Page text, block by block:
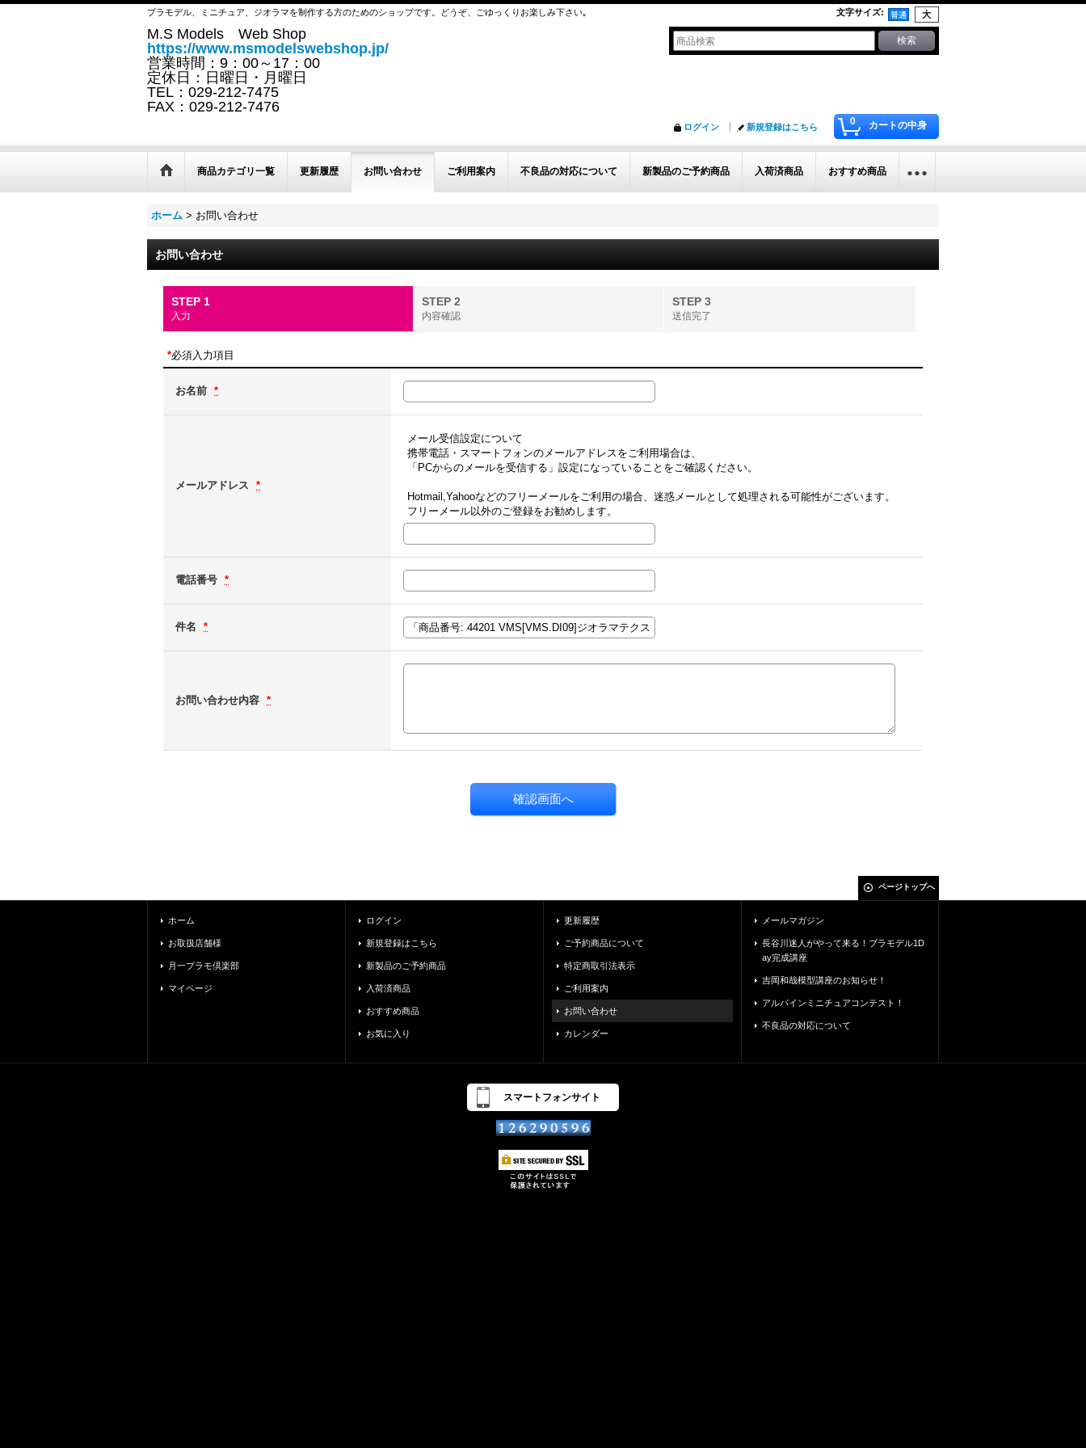
プラモデル、ミニチュア、ジオラマを制作する方のためのショップです。どうぞ、ごゆっくりお楽しみ下さい｡ 文字サイズ:
M.S Models Web Shop
https://www.msmodelswebshop.jp/
営業時間：9：00～17：00
定休日：日曜日・月曜日
TEL：029-212-7475
FAX：029-212-7476
0 カートの中身
ログイン 新規登録はこちら
商品カテゴリ一覧 更新履歴 お問い合わせ ご利用案内 不良品の対応について 新製品のご予約商品 入荷済商品 おすすめ商品
ホーム > お問い合わせ
お問い合わせ
STEP 1
入力
STEP 2
内容確認
STEP 3
送信完了
*必須入力項目
お名前 *
メールアドレス *
メール受信設定について
携帯電話・スマートフォンのメールアドレスをご利用場合は、
「PCからのメールを受信する」設定になっていることをご確認ください。
Hotmail,Yahooなどのフリーメールをご利用の場合、迷惑メールとして処理される可能性がございます。
フリーメール以外のご登録をお勧めします。
電話番号 *
件名 *
お問い合わせ内容 *
ページトップへ
ホーム
お取扱店舗様
月一プラモ倶楽部
マイページ
ログイン
新規登録はこちら
新製品のご予約商品
入荷済商品
おすすめ商品
お気に入り
更新履歴
ご予約商品について
特定商取引法表示
ご利用案内
お問い合わせ
カレンダー
メールマガジン
長谷川迷人がやって来る！プラモデル1D
ay完成講座
吉岡和哉模型講座のお知らせ！
アルパインミニチュアコンテスト！
不良品の対応について
スマートフォンサイト